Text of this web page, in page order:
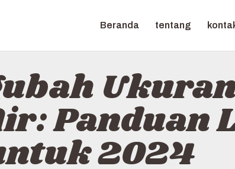
Beranda tentang
Panduan
2024
NITROTAB